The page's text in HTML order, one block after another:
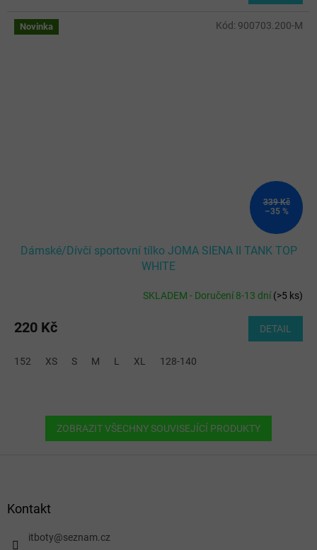
Novinka
339 Kč
–35 %
Dámské/Dívčí sportovní tílko JOMA SIENA II TANK TOP
WHITE
SKLADEM - Doručení 8-13 dní(>5 ks)
220 Kč DETAIL
152 XS S M L XL 128-140
Kód: 900703.200-M
ZOBRAZIT VŠECHNY SOUVISEJÍCÍ PRODUKTY
Kontakt
itboty@seznam.cz